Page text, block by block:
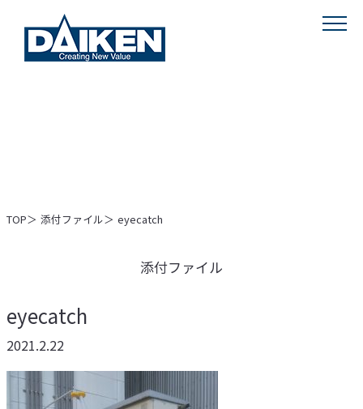
TOP 添付ファイル eyecatch
添付ファイル
eyecatch
2021.2.22